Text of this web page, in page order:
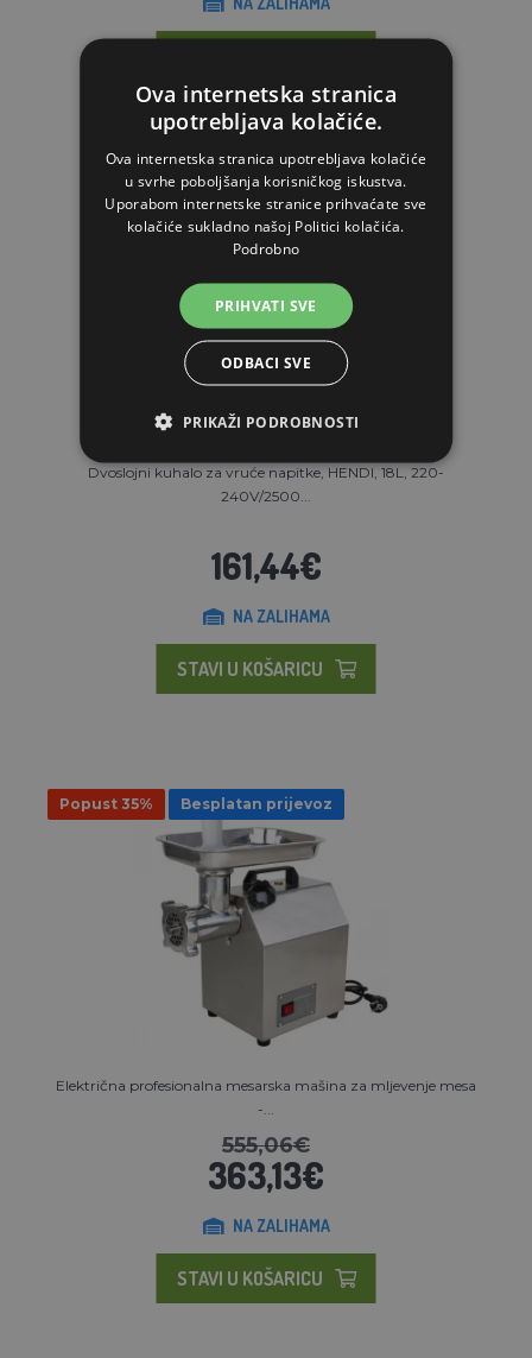
Dvoslojni kuhalo za vruće napitke, HENDI, 18L, 220-
240V/2500...
161,44€
NA ZALIHAMA
STAVI U KOŠARICU
Popust 35% Besplatan prijevoz
Električna profesionalna mesarska mašina za mljevenje mesa
-...
555,06€
363,13€
NA ZALIHAMA
STAVI U KOŠARICU
Ova internetska stranica
upotrebljava kolačiće.
Ova internetska stranica upotrebljava kolačiće
u svrhe poboljšanja korisničkog iskustva.
Uporabom internetske stranice prihvaćate sve
kolačiće sukladno našoj Politici kolačića.
Podrobno
PRIHVATI SVE
ODBACI SVE
PRIKAŽI PODROBNOSTI